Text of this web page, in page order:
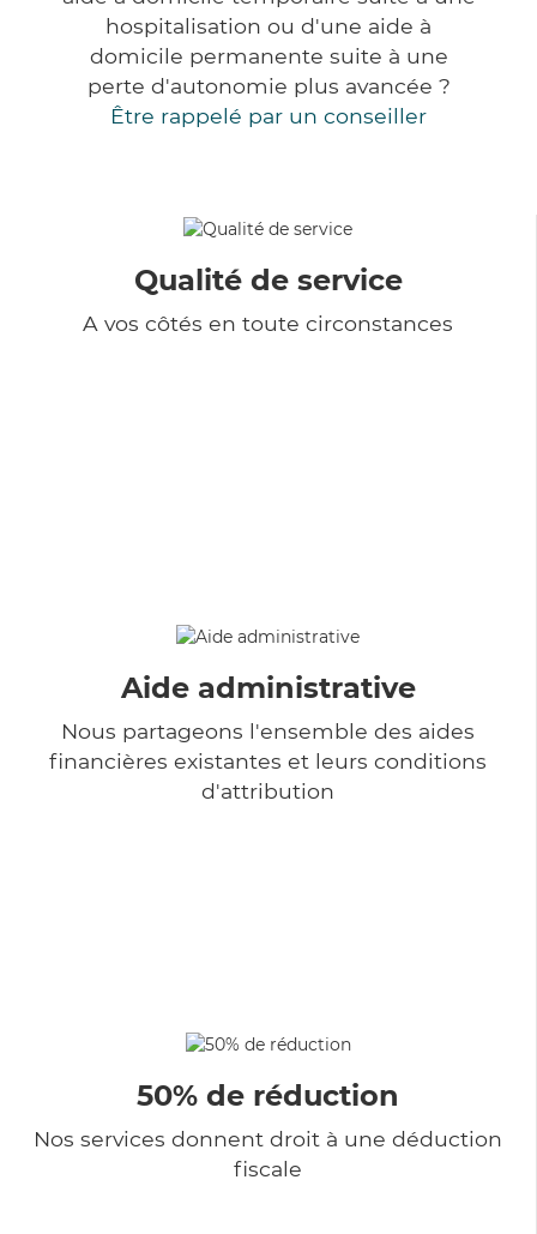
hospitalisation ou d'une aide à
domicile permanente suite à une
perte d'autonomie plus avancée ?
Être rappelé par un conseiller
Qualité de service
A vos côtés en toute circonstances
Aide administrative
Nous partageons l'ensemble des aides
financières existantes et leurs conditions
d'attribution
50% de réduction
Nos services donnent droit à une déduction
fiscale